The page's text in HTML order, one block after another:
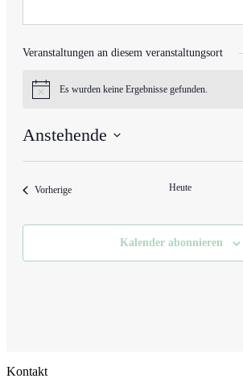
Veranstaltungen an diesem veranstaltungsort
HinweisEs wurden keine Ergebnisse gefunden.
Anstehende
VorherigeVeranstaltungen Heute
Kalender abonnieren
Kontakt